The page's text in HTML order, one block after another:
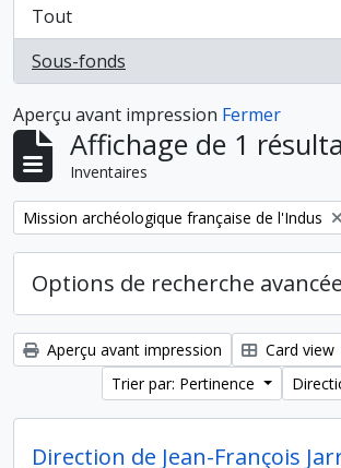
Tout
Sous-fonds
, 1 résultats
Aperçu avant impression Fermer
Affichage de 1
Inventaires
Remove filter:
Mission archéologique française de l'Indus
Options de recherche avancée
Aperçu avant impression Card view
Trier par: Pertinence
Direction de Jean-François